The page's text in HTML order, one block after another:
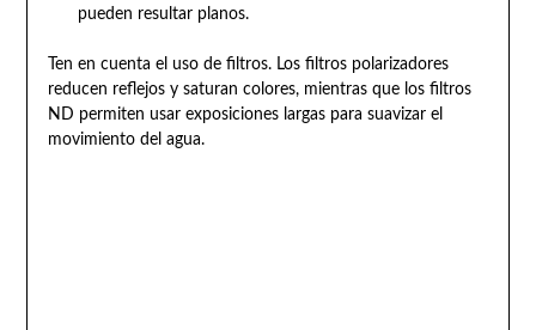
pueden resultar planos.
Ten en cuenta el uso de filtros. Los filtros polarizadores
reducen reflejos y saturan colores, mientras que los filtros
ND permiten usar exposiciones largas para suavizar el
movimiento del agua.